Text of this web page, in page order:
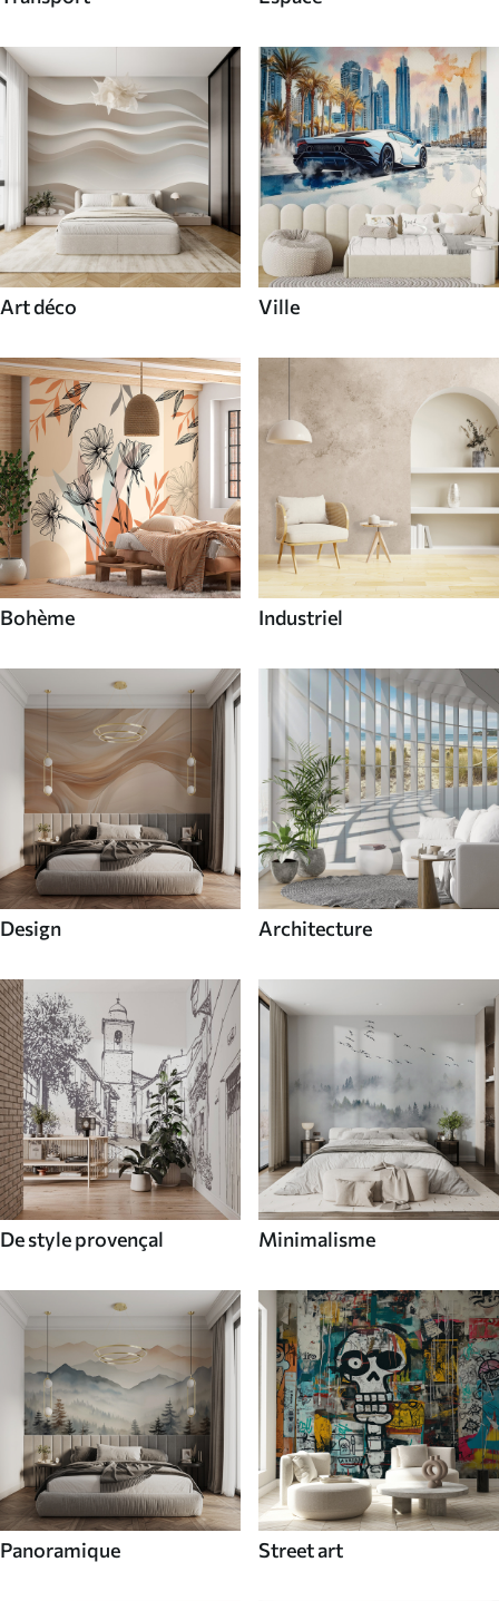
Art déco Ville
Bohème Industriel
Design Architecture
De style provençal Minimalisme
Panoramique Street art